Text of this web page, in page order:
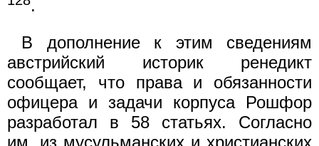
.
В дополнение к этим сведениям
австрийский историк ренедикт
сообщает, что права и обязанности
офицера и задачи корпуса Рошфор
разработал в 58 статьях. Согласно
им, из мусульманских и христианских